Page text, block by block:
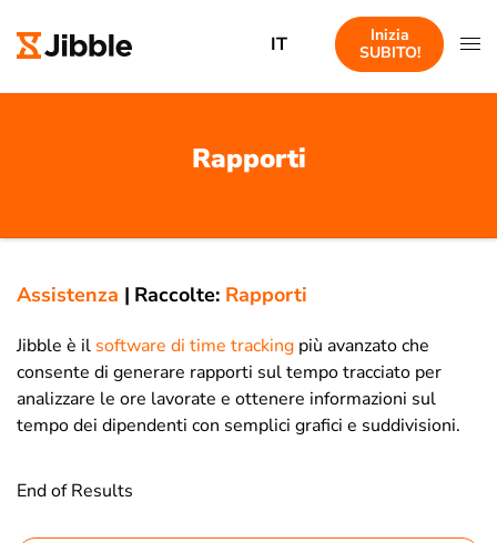
IT
Inizia
SUBITO!
Rapporti
Assistenza | Raccolte: Rapporti
Jibble è il software di time tracking più avanzato che
consente di generare rapporti sul tempo tracciato per
analizzare le ore lavorate e ottenere informazioni sul
tempo dei dipendenti con semplici grafici e suddivisioni.
End of Results